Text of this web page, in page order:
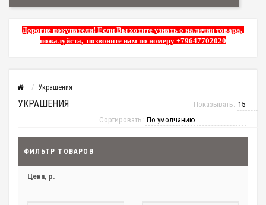
Дорогие покупатели! Если Вы хотите узнать о наличии товара,
пожалуйста, позвоните нам по номеру +79647702020
Украшения
УКРАШЕНИЯ
Показывать:
Сортировать:
ФИЛЬТР ТОВАРОВ
Цена, р.